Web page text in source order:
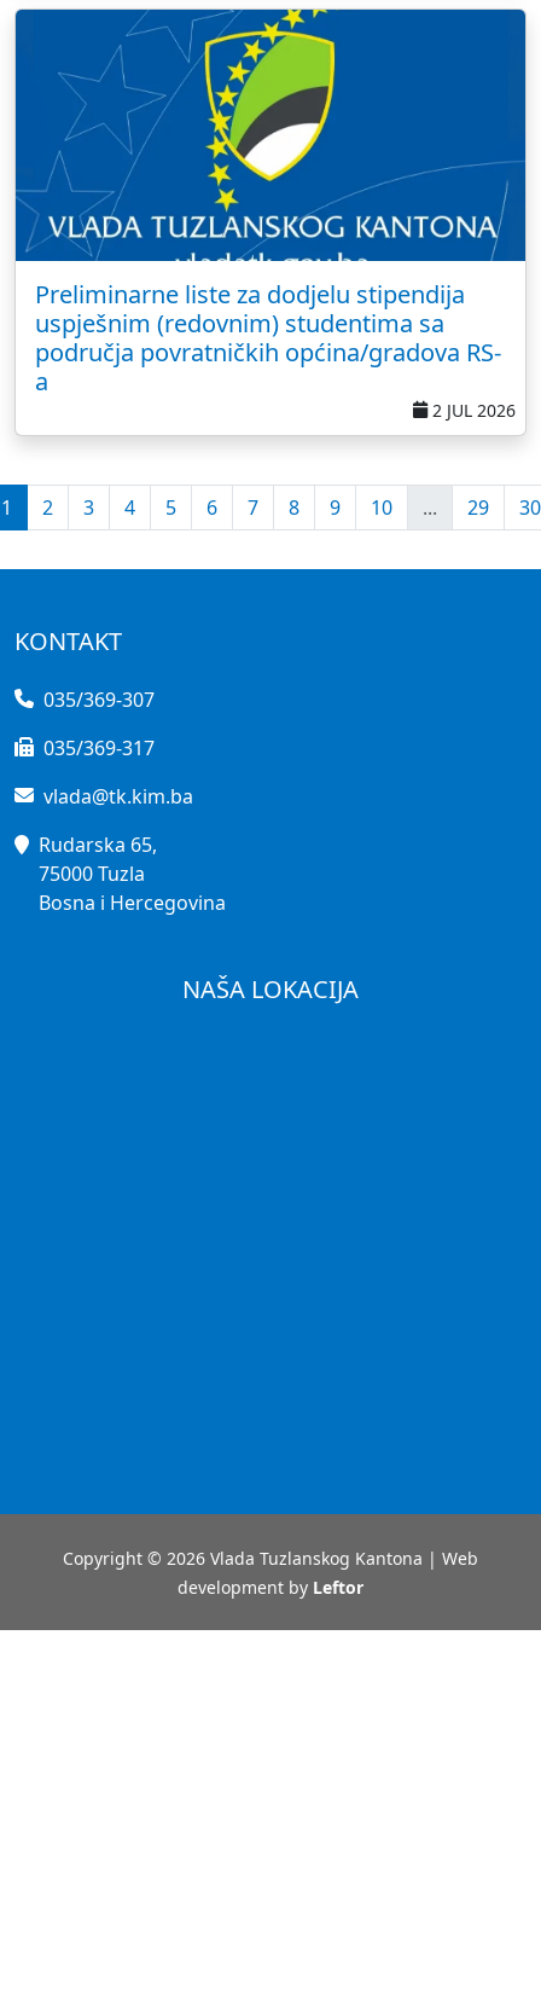
Preliminarne liste za dodjelu stipendija
uspješnim (redovnim) studentima sa
područja povratničkih općina/gradova RS-
a
2 JUL 2026
1 2 3 4 5 6 7 8 9 10 ... 29 30
KONTAKT
035/369-307
035/369-317
vlada@tk.kim.ba
Rudarska 65,
75000 Tuzla
Bosna i Hercegovina
NAŠA LOKACIJA
Copyright © 2026 Vlada Tuzlanskog Kantona | Web
development by Leftor